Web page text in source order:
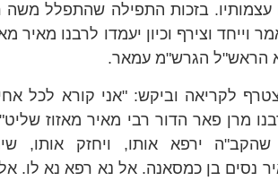
עצמותיו. בזכות התפילה שהתפלל
וצירף וכיון יעמדו לרבנו מאיר
הראש"ל הגרש"מ עמאר.
לקריאה וביקש: "אני קורא לכל
מרן פאר הדור רבי מאיר מאזוז
ירפא אותו, ויחזק אותו,
נסים בן כמסאנה. אל נא רפא נא לו.